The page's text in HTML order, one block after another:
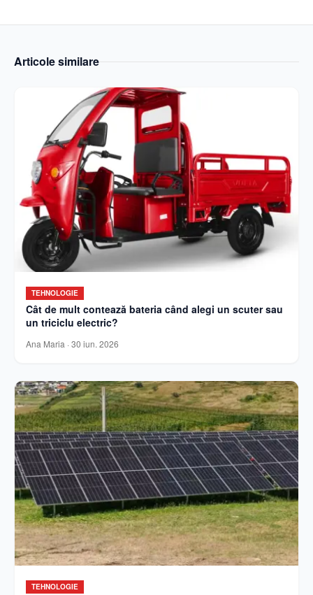
Articole similare
TEHNOLOGIE
Cât de mult contează bateria când alegi un scuter sau
un triciclu electric?
Ana Maria · 30 iun. 2026
TEHNOLOGIE